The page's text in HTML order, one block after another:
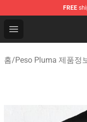
FREE
Open menu
Peso Pluma
홈/Peso Pluma 제품정